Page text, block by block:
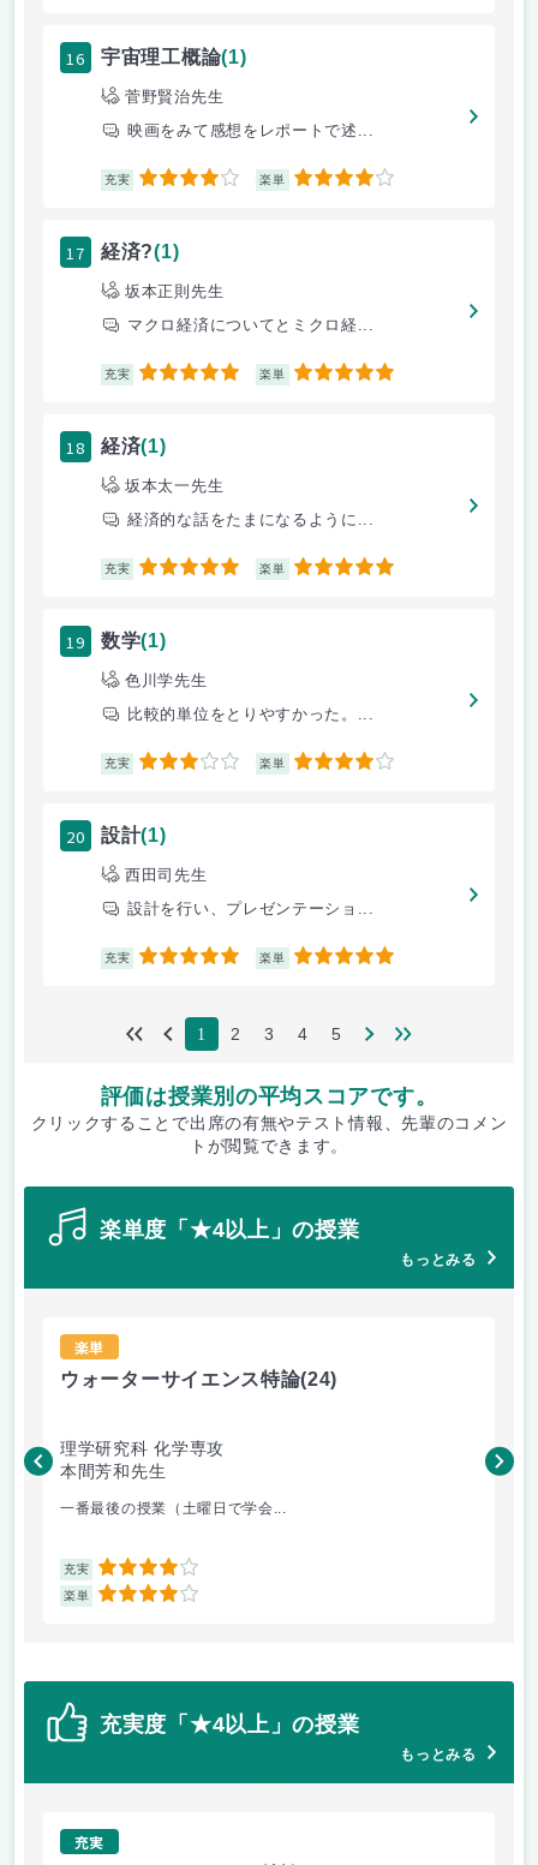
16 宇宙理工概論(1)
菅野賢治先生
映画をみて感想をレポートで述...
充実 4 楽単 4
17 経済?(1)
坂本正則先生
マクロ経済についてとミクロ経...
充実 5 楽単 5
18 経済(1)
坂本太一先生
経済的な話をたまになるように...
充実 5 楽単 5
19 数学(1)
色川学先生
比較的単位をとりやすかった。...
充実 3 楽単 4
20 設計(1)
西田司先生
設計を行い、プレゼンテーショ...
充実 5 楽単 5
1 2 3 4 5
評価は授業別の平均スコアです。
クリックすることで出席の有無やテスト情報、先輩のコメン
トが閲覧できます。
楽単度「★4以上」の授業
もっとみる
楽単
ウォーターサイエンス特論(24)
理学研究科 化学専攻
本間芳和先生
一番最後の授業（土曜日で学会...
充実 4
楽単 4
中
充実度「★4以上」の授業
もっとみる
充実